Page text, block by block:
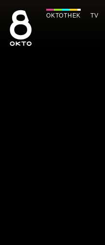
Inhalt
springen
OKTOTHEK TV